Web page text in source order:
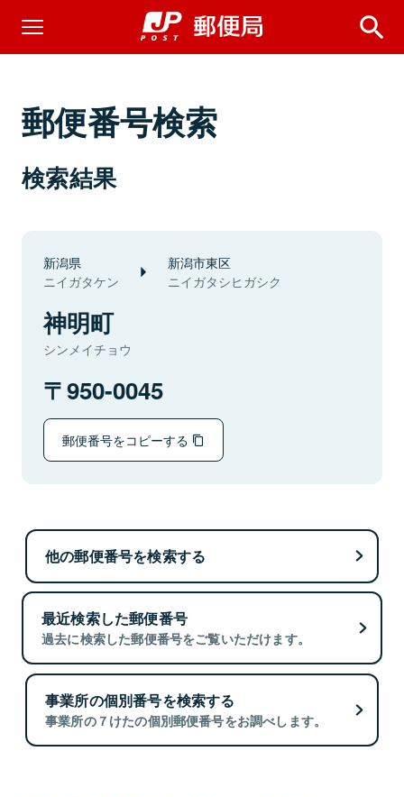
郵便番号検索
検索結果
新潟県
ニイガタケン
新潟市東区
ニイガタシヒガシク
神明町
シンメイチョウ
950-0045
郵便番号をコピーする
他の郵便番号を検索する
最近検索した郵便番号
過去に検索した郵便番号をご覧いただけます。
事業所の個別番号を検索する
事業所の７けたの個別郵便番号をお調べします。